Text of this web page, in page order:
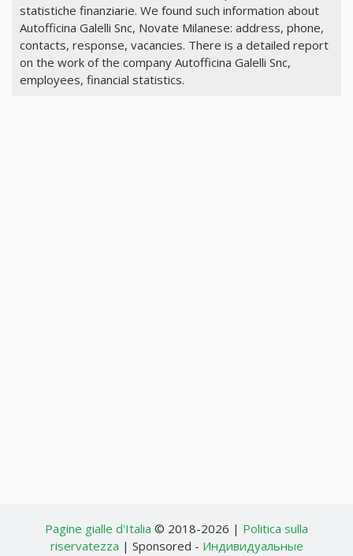
statistiche finanziarie. We found such information about
Autofficina Galelli Snc, Novate Milanese: address, phone,
contacts, response, vacancies. There is a detailed report
on the work of the company Autofficina Galelli Snc,
employees, financial statistics.
Pagine gialle d'Italia © 2018-2026 | Politica sulla
riservatezza | Sponsored - Индивидуальные